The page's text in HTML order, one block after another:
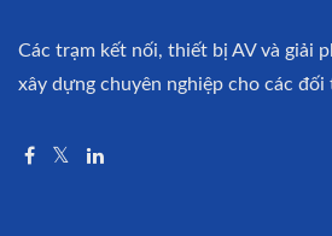
Các trạm kết nối, thiết bị AV và giải
xây dựng chuyên nghiệp cho các